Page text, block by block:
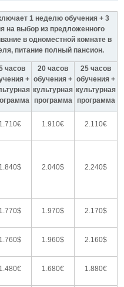
1 неделю обучения + 3
на выбор из предложенного
в одноместной комнате в
питание полный пансион.
часов
+
20 часов
обучения +
культурная
программа
25 часов
обучения +
культурная
программа
1.710€ 1.910€ 2.110€
1.840$ 2.040$
2.240$
1.770$ 1.970$ 2.170$
1.760$ 1.960$ 2.160$
1.480€ 1.680€ 1.880€